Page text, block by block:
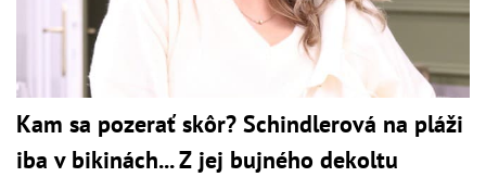
Kam sa pozerať skôr? Schindlerová na pláži
iba v bikinách... Z jej bujného dekoltu